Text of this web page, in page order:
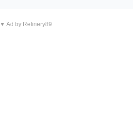
▼ Ad by Refinery89